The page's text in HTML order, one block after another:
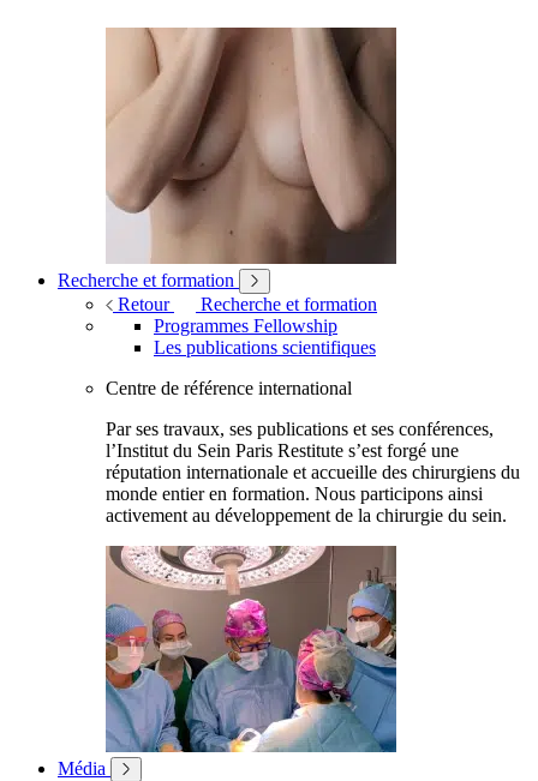
Recherche et formation
Retour
Recherche et formation
Programmes Fellowship
Les publications scientifiques
Centre de référence international
Par ses travaux, ses publications et ses conférences,
l’Institut du Sein Paris Restitute s’est forgé une
réputation internationale et accueille des chirurgiens du
monde entier en formation. Nous participons ainsi
activement au développement de la chirurgie du sein.
Média